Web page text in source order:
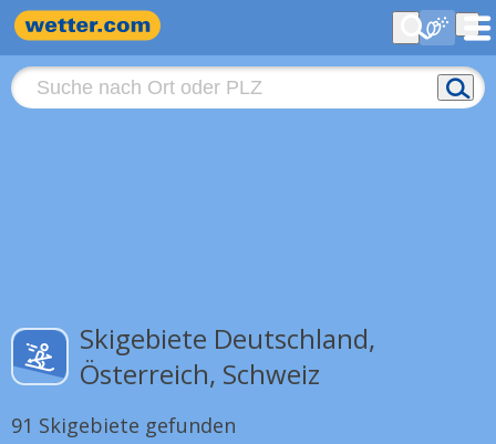
Skigebiete Deutschland,
Österreich, Schweiz
91 Skigebiete gefunden